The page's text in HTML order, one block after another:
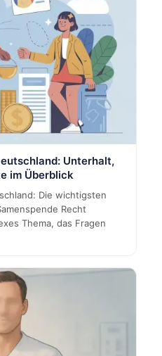
Unterhalt,
im Überblick
Die wichtigsten
Recht
Thema, das Fragen